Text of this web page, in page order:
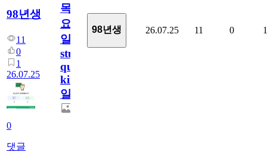
98년생
11
0
1
26.07.25
0
댓글
목
요
일/English
study
quiz
king765
일
98년생 26.07.25 11 0 1